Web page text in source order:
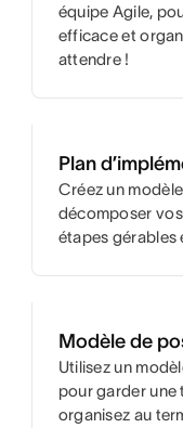
équipe Agile,
efficace et
attendre !
Plan
Créez un
décomposer
étapes gérables
Modèle de
Utilisez un
pour garder une
organisez au